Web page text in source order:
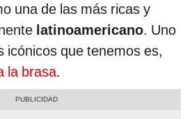
una de las más ricas y
latinoamericano. Uno
icónicos que tenemos es,
la brasa.